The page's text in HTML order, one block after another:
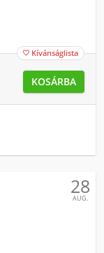
 Kívánságlista
KOSÁRBA
28
AUG.